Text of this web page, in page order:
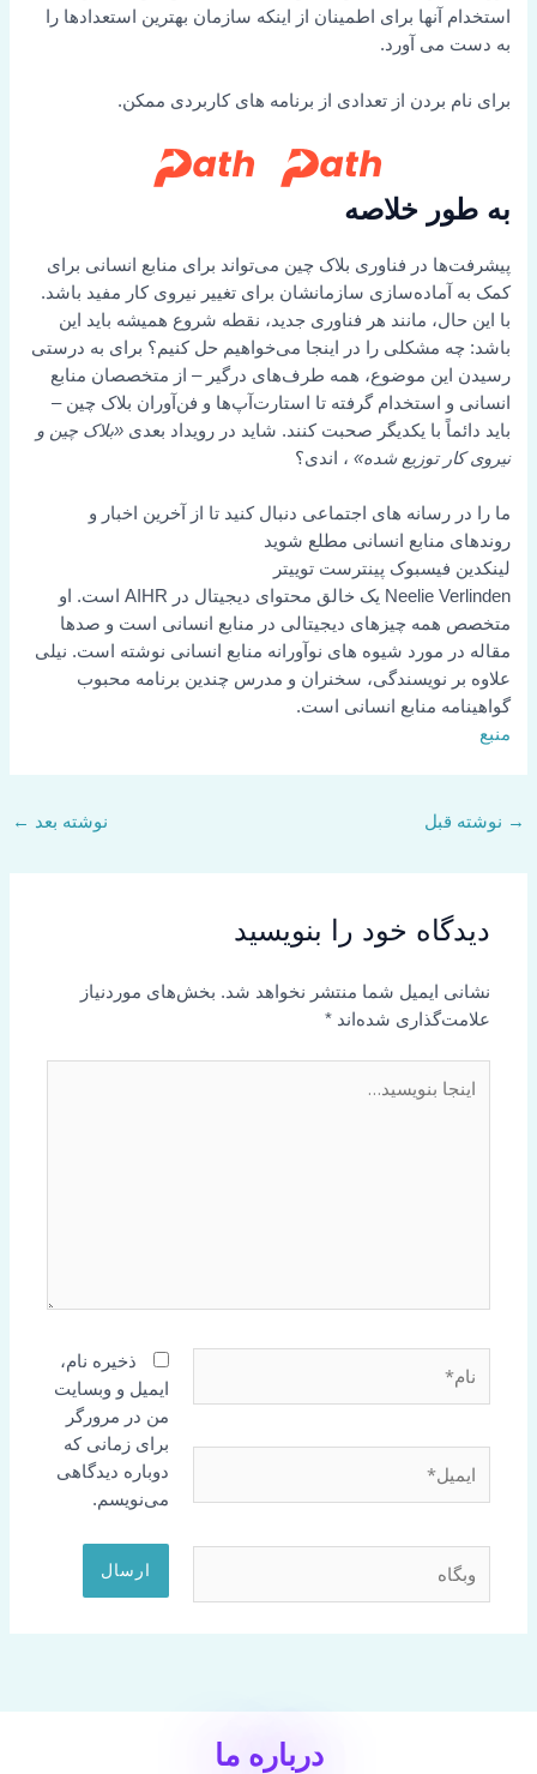
استخدام آنها برای اطمینان از اینکه سازمان بهترین استعدادها را
به دست می آورد.
برای نام بردن از تعدادی از برنامه های کاربردی ممکن.
به طور خلاصه
پیشرفت‌ها در فناوری بلاک چین می‌تواند برای منابع انسانی برای
کمک به آماده‌سازی سازمانشان برای تغییر نیروی کار مفید باشد.
با این حال، مانند هر فناوری جدید، نقطه شروع همیشه باید این
باشد: چه مشکلی را در اینجا می‌خواهیم حل کنیم؟ برای به درستی
رسیدن این موضوع، همه طرف‌های درگیر – از متخصصان منابع
انسانی و استخدام گرفته تا استارت‌آپ‌ها و فن‌آوران بلاک چین –
باید دائماً با یکدیگر صحبت کنند. شاید در رویداد بعدی«بلاک چین و
نیروی کار توزیع شده» ، اندی؟
ما را در رسانه های اجتماعی دنبال کنید تا از آخرین اخبار و
روندهای منابع انسانی مطلع شوید
لینکدین فیسبوک پینترست توییتر
Neelie Verlinden یک خالق محتوای دیجیتال در AIHR است. او
متخصص همه چیزهای دیجیتالی در منابع انسانی است و صدها
مقاله در مورد شیوه های نوآورانه منابع انسانی نوشته است. نیلی
علاوه بر نویسندگی، سخنران و مدرس چندین برنامه محبوب
گواهینامه منابع انسانی است.
منبع
→ نوشته قبل نوشته بعد ←
دیدگاه‌ خود را بنویسید
نشانی ایمیل شما منتشر نخواهد شد. بخش‌های موردنیاز
علامت‌گذاری شده‌اند*
بنویسید…
ذخیره نام،
ایمیل و وبسایت
من در مرورگر
برای زمانی که
دوباره دیدگاهی
می‌نویسم.
درباره ما